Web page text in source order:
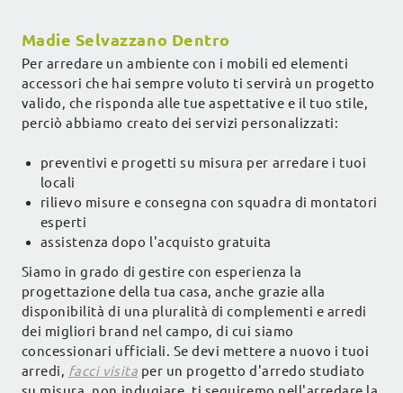
Madie Selvazzano Dentro
Per arredare un ambiente con i mobili ed elementi
accessori che hai sempre voluto ti servirà un progetto
valido, che risponda alle tue aspettative e il tuo stile,
perciò abbiamo creato dei servizi personalizzati:
preventivi e progetti su misura per arredare i tuoi
locali
rilievo misure e consegna con squadra di montatori
esperti
assistenza dopo l'acquisto gratuita
Siamo in grado di gestire con esperienza la
progettazione della tua casa, anche grazie alla
disponibilità di una pluralità di complementi e arredi
dei migliori brand nel campo, di cui siamo
concessionari ufficiali. Se devi mettere a nuovo i tuoi
arredi, facci visita per un progetto d'arredo studiato